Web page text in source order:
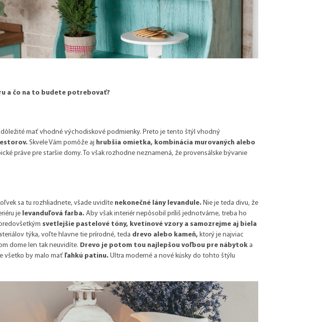
a čo na to budete potrebovať?
mať vhodné východiskové podmienky. Preto je tento štýl vhodný
Skvele Vám pomôže aj hrubšia omietka, kombinácia murovaných alebo
práve pre staršie domy. To však rozhodne neznamená, že provensálske bývanie
sa tu rozhliadnete, všade uvidíte nekonečné lány levandule. Nie je teda divu, že
je levanduľová farba. Aby však interiér nepôsobil príliš jednotvárne, treba ho
svetlejšie pastelové tóny, kvetinové vzory a samozrejme aj biela
týka, voľte hlavne tie prírodné, teda drevo alebo kameň, ktorý je najviac
dome len tak neuvidíte. Drevo je potom tou najlepšou voľbou pre nábytok a
všetko by malo mať ľahkú patinu. Ultra moderné a nové kúsky do tohto štýlu